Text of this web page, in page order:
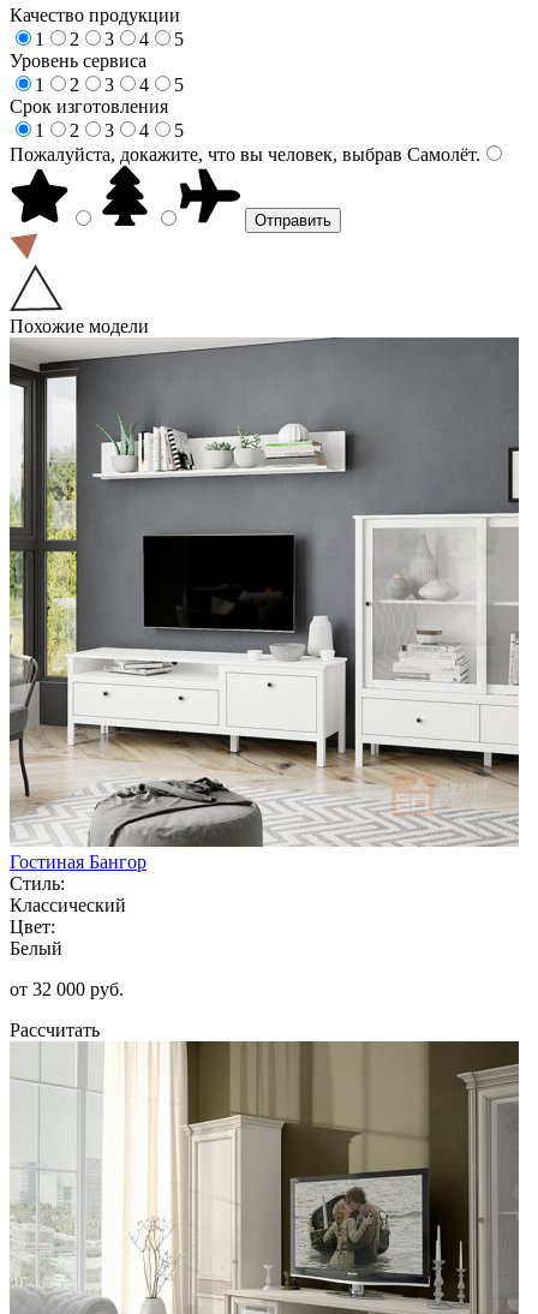
Качество продукции
1
2 3 4
5
Уровень сервиса
1
2 3 4
5
Срок изготовления
1
2 3 4
5
Пожалуйста, докажите, что вы человек, выбрав Самолёт.
Похожие модели
Гостиная Бангор
Стиль:
Классический
Цвет:
Белый
от 32 000 руб.
Рассчитать